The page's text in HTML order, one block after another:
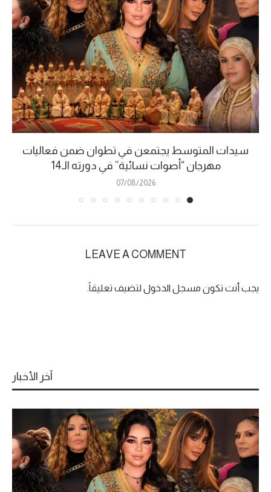
سيدات المتوسط يجتمعن في تطوان ضمن فعاليات
مهرجان “أصوات نسائية” في دورته الـ14
07/08/2026
LEAVE A COMMENT
يجب أنت تكون مسجل الدخول لتضيف تعليقاً.
آخر الأخبار